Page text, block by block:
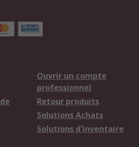
Ouvrir un compte
professionnel
Retour produits
Solutions Achats
Solutions d'inventaire